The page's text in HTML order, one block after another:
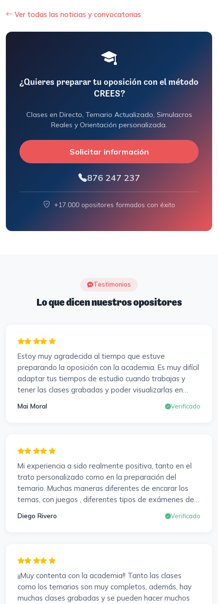
Ver todas las noticias y convocatorias
¿Quieres preparar tu oposición con el método
CREES?
Clases en Directo, Temario Actualizado, Simulacros
Reales y Orientación personalizada.
Solicitar información
876 247 237
+17.000 opositores formados con éxito
Testimonios
Lo que dicen nuestros opositores
Estoy muy agradecida al tiempo que estuve
preparando la oposición con la academia. Es muy difícil
adaptar tus tiempos de estudio cuando trabajas y
tener las clases grabadas y poder visualizarlas en
cualquier momento y las veces que sea necesario, se
agradece mucho. Sabemos que el trabajo de estudio
profesores accesibles, atentos y dispuestos para
resolver dudas, se agradece. Incluso se ofrecieron a
ayudarme a buscar impugnaciones de preguntas del
examen para subir nota. Gracias Vanesa y Pablo.
Mai Moral Verificado
Mi experiencia a sido realmente positiva, tanto en el
trato personalizado como en la preparación del
temario. Muchas maneras diferentes de encarar los
temas, con juegos , diferentes tipos de exámenes de
preparación y un temario muy al día. Una experiencia
muy positiva en todos los sentidos.
Diego Rivero Verificado
¡¡Muy contenta con la academia!! Tanto las clases
como los temarios son muy completos, además, hay
muchas clases grabadas y se pueden hacer muchos